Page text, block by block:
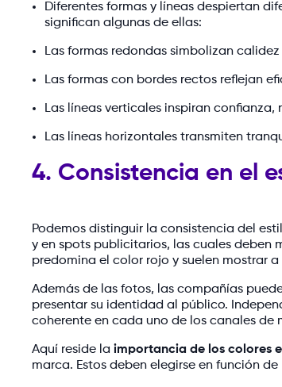
Diferentes formas y líneas despiertan
significan algunas de ellas:
Las formas redondas simbolizan
Las formas con bordes rectos reflejan
Las líneas verticales inspiran confianza,
Las líneas horizontales transmiten
4. Consistencia en el
Podemos distinguir la consistencia del
y en spots publicitarios, las cuales deben
predomina el color rojo y suelen mostrar
Además de las fotos, las compañías
presentar su identidad al público.
coherente en cada uno de los canales de
Aquí reside la importancia de los colores
marca. Estos deben elegirse en función